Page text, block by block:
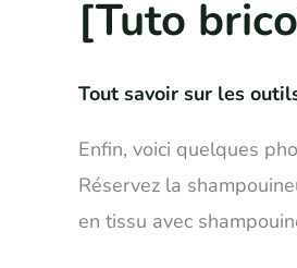
[Tuto
Tout savoir sur les
Enfin, voici quelques
Réservez la
en tissu avec
[Tuto
bricolage]
Tout
la
shampouineuse